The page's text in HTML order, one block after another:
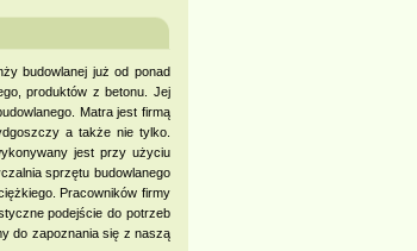
budowlanej już od ponad
produktów z betonu. Jej
Matra jest firmą
a także nie tylko.
jest przy użyciu
sprzętu budowlanego
Pracowników firmy
podejście do potrzeb
do zapoznania się z naszą